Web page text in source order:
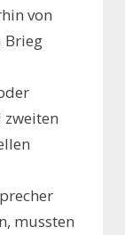
von
Brieg
mussten